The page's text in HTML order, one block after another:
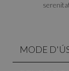
MODE